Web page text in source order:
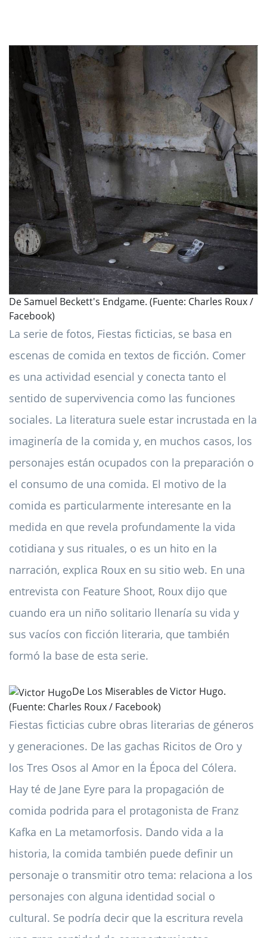
De Samuel Beckett's Endgame. (Fuente: Charles Roux /
Facebook)
La serie de fotos, Fiestas ficticias, se basa en
escenas de comida en textos de ficción. Comer
es una actividad esencial y conecta tanto el
sentido de supervivencia como las funciones
sociales. La literatura suele estar incrustada en la
imaginería de la comida y, en muchos casos, los
personajes están ocupados con la preparación o
el consumo de una comida. El motivo de la
comida es particularmente interesante en la
medida en que revela profundamente la vida
cotidiana y sus rituales, o es un hito en la
narración, explica Roux en su sitio web. En una
entrevista con Feature Shoot, Roux dijo que
cuando era un niño solitario llenaría su vida y
sus vacíos con ficción literaria, que también
formó la base de esta serie.
De Los Miserables de Victor Hugo.
(Fuente: Charles Roux / Facebook)
Fiestas ficticias cubre obras literarias de géneros
y generaciones. De las gachas Ricitos de Oro y
los Tres Osos al Amor en la Época del Cólera.
Hay té de Jane Eyre para la propagación de
comida podrida para el protagonista de Franz
Kafka en La metamorfosis. Dando vida a la
historia, la comida también puede definir un
personaje o transmitir otro tema: relaciona a los
personajes con alguna identidad social o
cultural. Se podría decir que la escritura revela